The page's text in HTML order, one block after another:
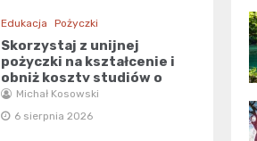
Edukacja Pożyczki
Skorzystaj z unijnej
pożyczki na kształcenie i
obniż koszty studiów o
50%Michał Kosowski
6 sierpnia 2026